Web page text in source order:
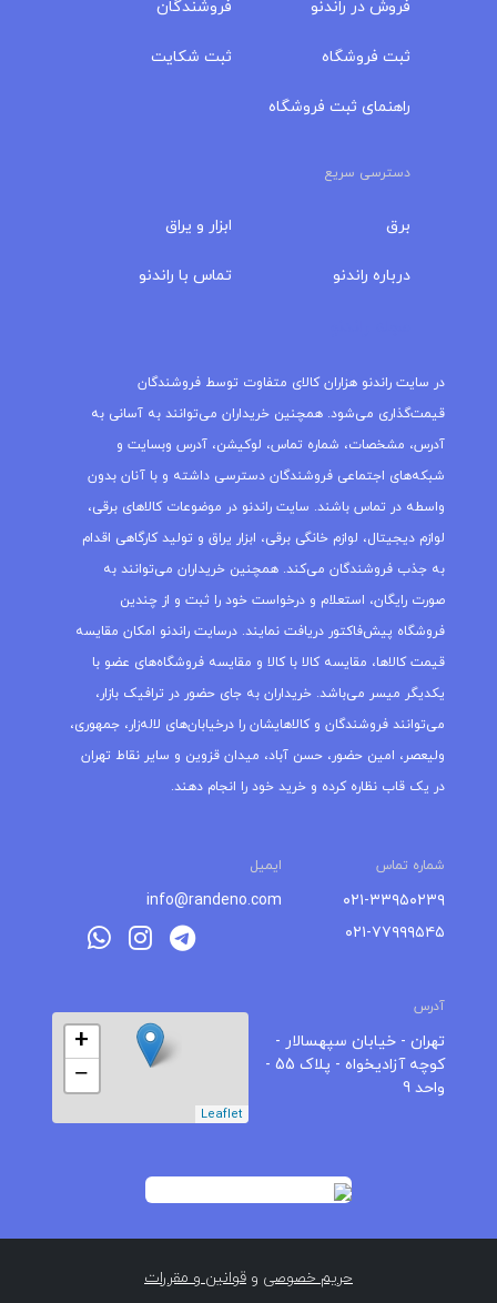
فروش در راندنو
ثبت فروشگاه
راهنمای ثبت فروشگاه
فروشندگان
ثبت شکایت
دسترسی سریع
برق
درباره‌ راندنو
ابزار و یراق
تماس با راندنو
در سایت راندنو هزاران کالای متفاوت توسط فروشندگان
قیمت‌گذاری می‌شود. همچنین خریداران می‌توانند به آسانی به
آدرس، مشخصات، شماره تماس، لوکیشن، آدرس وبسایت و
شبکه‌های اجتماعی فروشندگان دسترسی داشته و با آنان بدون
واسطه در تماس باشند. سایت راندنو در موضوعات کالاهای برقی،
لوازم دیجیتال، لوازم خانگی برقی، ابزار یراق و تولید کارگاهی اقدام
به جذب فروشندگان می‌کند. همچنین خریداران می‌توانند به
صورت رایگان، استعلام و درخواست خود را ثبت و از چندین
فروشگاه پیش‌فاکتور دریافت نمایند. درسایت راندنو امکان مقایسه
قیمت کالاها، مقایسه کالا با کالا و مقایسه فروشگاه‌های عضو با
یکدیگر میسر می‌باشد. خریداران به جای حضور در ترافیک بازار،
می‌توانند فروشندگان و کالاهایشان را درخیابان‌های لاله‌زار، جمهوری،
ولیعصر، امین حضور، حسن آباد، میدان قزوین و سایر نقاط تهران
در یک قاب نظاره کرده و خرید خود را انجام دهند.
شماره تماس ایمیل
۰۲۱-۳۳۹۵۰۲۳۹
۰۲۱-۷۷۹۹۹۵۴۵
info@randeno.com
آدرس
تهران - خیابان سپهسالار -
کوچه آزادیخواه - پلاک 55 -
واحد 9
+
−
Leaflet
حریم خصوصی و قوانین و مقررات